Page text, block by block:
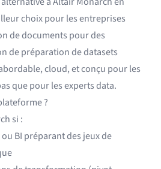
choix pour les entreprises
de documents pour des
de préparation de datasets
cloud, et conçu pour les
que pour les experts data.
?
si :
BI préparant des jeux de